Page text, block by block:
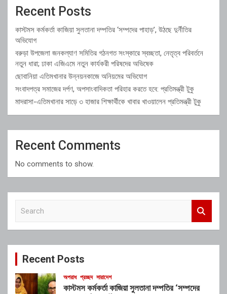
Recent Posts
কাস্টমস কর্মকর্তা কাজিয়া সুলতানা দম্পতির ‘সম্পদের পাহাড়’, উঠছে দুর্নীতির
অভিযোগ
বরুড়া উপজেলা জনকল্যাণ সমিতির গঠনগত সংস্কারে স্বচ্ছতা, নেতৃত্ব পরিবর্তনে
নতুন ধারা; ঢাকা এজিএমে নতুন কার্যকরী পরিষদের অভিষেক
ছোবানিয়া এতিমখানার উন্নয়নকাজে অনিয়মের অভিযোগ
সংবাদপত্র সমাজের দর্পণ, অপসাংবাদিকতা পরিহার করতে হবে: প্রতিমন্ত্রী টুকু
মাদরাসা-এতিমখানার সাড়ে ৩ হাজার শিক্ষার্থীকে খাবার খাওয়ালেন প্রতিমন্ত্রী টুকু
Recent Comments
No comments to show.
c
Recent Posts
অপরাধ প্রচ্ছদ সারাদেশ
কাস্টমস কর্মকর্তা কাজিয়া সুলতানা দম্পতির ‘সম্পদের